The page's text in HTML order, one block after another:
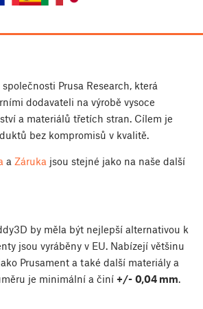
Prusa Research, která
dodavateli na výrobě vysoce
a materiálů třetích stran. Cílem je
bez kompromisů v kvalitě.
a Záruka jsou stejné jako na naše další
by měla být nejlepší alternativou k
jsou vyráběny v EU. Nabízejí většinu
Prusament a také další materiály a
je minimální a činí +/- 0,04 mm.